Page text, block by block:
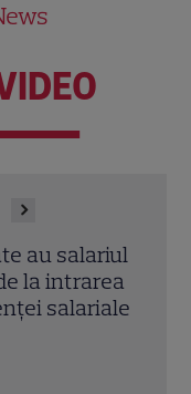
adaptează
economică